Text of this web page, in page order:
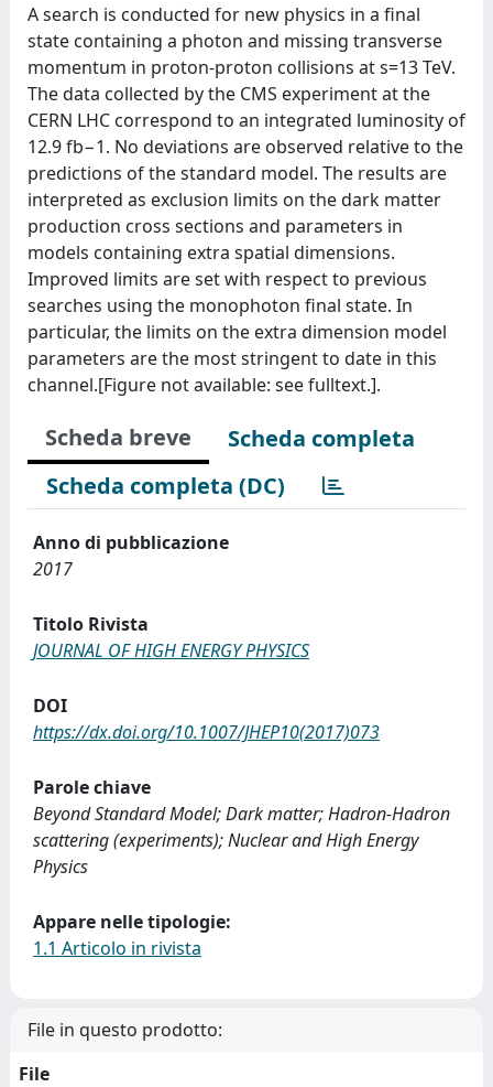
A search is conducted for new physics in a final
state containing a photon and missing transverse
momentum in proton-proton collisions at s=13 TeV.
The data collected by the CMS experiment at the
CERN LHC correspond to an integrated luminosity of
12.9 fb−1. No deviations are observed relative to the
predictions of the standard model. The results are
interpreted as exclusion limits on the dark matter
production cross sections and parameters in
models containing extra spatial dimensions.
Improved limits are set with respect to previous
searches using the monophoton final state. In
particular, the limits on the extra dimension model
parameters are the most stringent to date in this
channel.[Figure not available: see fulltext.].
Scheda breve
Scheda completa
Scheda completa (DC)
Anno di pubblicazione
2017
Titolo Rivista
JOURNAL OF HIGH ENERGY PHYSICS
DOI
https://dx.doi.org/10.1007/JHEP10(2017)073
Parole chiave
Beyond Standard Model; Dark matter; Hadron-Hadron
scattering (experiments); Nuclear and High Energy
Physics
Appare nelle tipologie:
1.1 Articolo in rivista
File in questo prodotto:
File